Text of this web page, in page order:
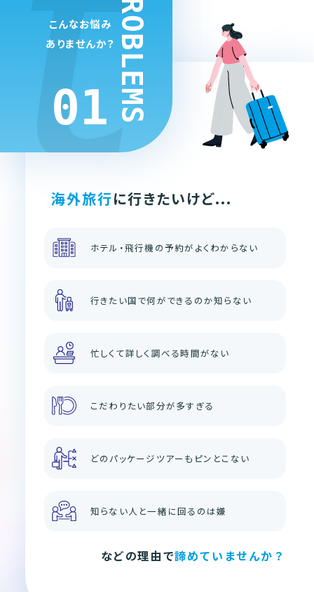
こんなお悩み
ありませんか？
01PROBLEMS
海外旅行に行きたいけど...
ホテル・飛行機の予約がよくわからない
行きたい国で何ができるのか知らない
忙しくて詳しく調べる時間がない
こだわりたい部分が多すぎる
どのパッケージツアーもピンとこない
知らない人と一緒に回るのは嫌
などの理由で諦めていませんか？